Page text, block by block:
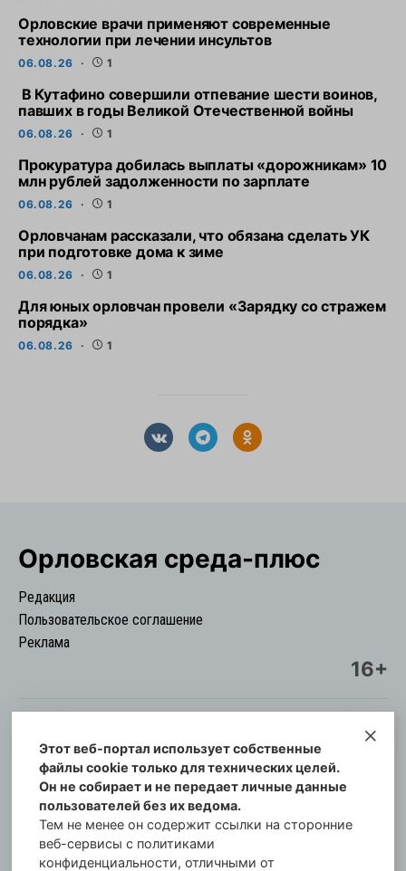
Орловские врачи применяют современные
технологии при лечении инсультов
06.08.26 1
В Кутафино совершили отпевание шести воинов,
павших в годы Великой Отечественной войны
06.08.26 1
Прокуратура добилась выплаты «дорожникам» 10
млн рублей задолженности по зарплате
06.08.26 1
Орловчанам рассказали, что обязана сделать УК
при подготовке дома к зиме
06.08.26 1
Для юных орловчан провели «Зарядку со стражем
порядка»
06.08.26 1
Орловская cреда-плюс
Редакция
Пользовательское соглашение
Реклама
16+
© Информационный городской портал
Орловская cреда-плюс, 2021-2026
Свидетельство о регистрации СМИ: ПИ №57-
00254 от 29 октября 2013 г.
Газета зарегистрирована Управлением
Федеральной службы по надзору в сфере связи,
Этот веб-портал использует собственные
файлы cookie только для технических целей.
Он не собирает и не передает личные данные
пользователей без их ведома.
Тем не менее он содержит ссылки на сторонние
веб-сервисы с политиками
конфиденциальности, отличными от